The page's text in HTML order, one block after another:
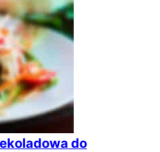
do